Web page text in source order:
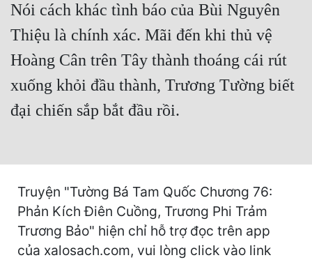
Ngôn Tình
Ngược
Phong Thủy - Tâm Linh
Phương Tây
Phản Phái
Nói cách khác tình báo của Bùi Nguyên
Thiệu là chính xác. Mãi đến khi thủ vệ
Hoàng Cân trên Tây thành thoáng cái rút
xuống khỏi đầu thành, Trương Tường biết
đại chiến sắp bắt đầu rồi.
Truyện "Tường Bá Tam Quốc Chương 76:
Phản Kích Điên Cuồng, Trương Phi Trảm
Trương Bảo" hiện chỉ hỗ trợ đọc trên app
của xalosach.com, vui lòng click vào link